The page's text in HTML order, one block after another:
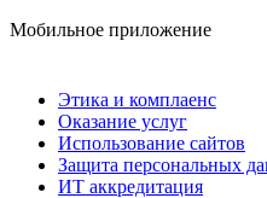
Мобильное приложение
Этика и комплаенс
Оказание услуг
Использование сайтов
Защита персональных
ИТ аккредитация